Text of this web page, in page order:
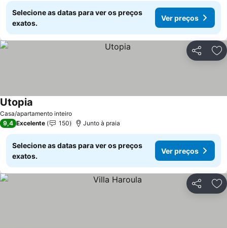
Selecione as datas para ver os preços
exatos.
Ver preços
Partilhar
Casa/apartamento inteiro
Utopia
9,4 Excelente 150 Junto à praia
Selecione as datas para ver os preços
exatos.
Ver preços
Partilhar